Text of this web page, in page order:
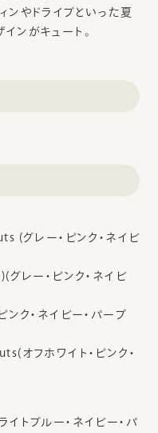
ンやドライブといった夏
ンがキュート。
(グレー・ピンク・ネイビ
レー・ピンク・ネイビ
ク・ネイビー・パープ
オフホワイト・ピンク・
トブルー・ネイビー・パ